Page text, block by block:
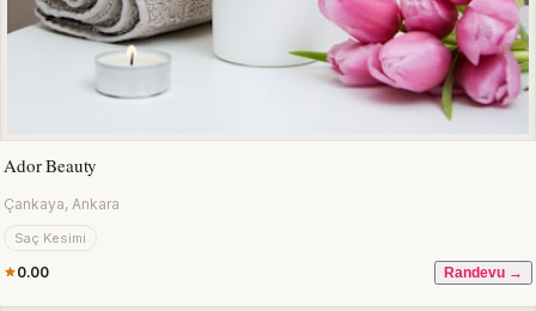
Ador Beauty
Çankaya, Ankara
Saç Kesimi
0.00 Randevu →